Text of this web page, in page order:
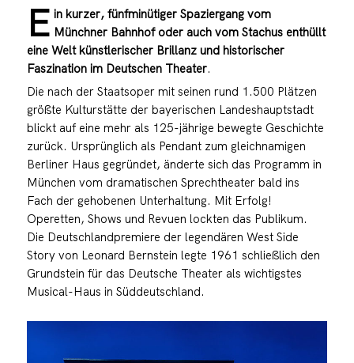
E in kurzer, fünfminütiger Spaziergang vom
Münchner Bahnhof oder auch vom Stachus enthüllt
eine Welt künstlerischer Brillanz und historischer
Faszination im Deutschen Theater.
Die nach der Staatsoper mit seinen rund 1.500 Plätzen
größte Kulturstätte der bayerischen Landeshauptstadt
blickt auf eine mehr als 125-jährige bewegte Geschichte
zurück. Ursprünglich als Pendant zum gleichnamigen
Berliner Haus gegründet, änderte sich das Programm in
München vom dramatischen Sprechtheater bald ins
Fach der gehobenen Unterhaltung. Mit Erfolg!
Operetten, Shows und Revuen lockten das Publikum.
Die Deutschlandpremiere der legendären West Side
Story von Leonard Bernstein legte 1961 schließlich den
Grundstein für das Deutsche Theater als wichtigstes
Musical-Haus in Süddeutschland.